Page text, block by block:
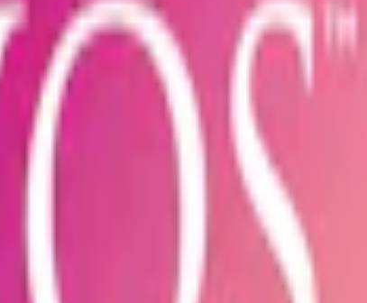
ananas, mango och passionsfrukt i slimformat.
34,13 kr 50-pack